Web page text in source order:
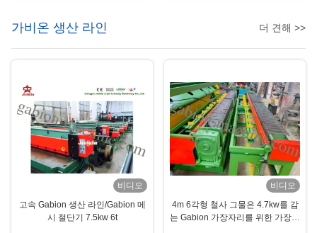
가비온 생산 라인 더 견해 >>
비디오
고속 Gabion 생산 라인/Gabion 메
시 절단기 7.5kw 6t
비디오
4m 6각형 철사 그물은 4.7kw를 감
는 Gabion 가장자리를 위한 가장자